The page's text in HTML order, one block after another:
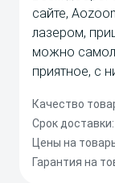
сайте,
лазером,
можно
приятное, с
Качество
Срок доставки:
Цены на
Гарантия на